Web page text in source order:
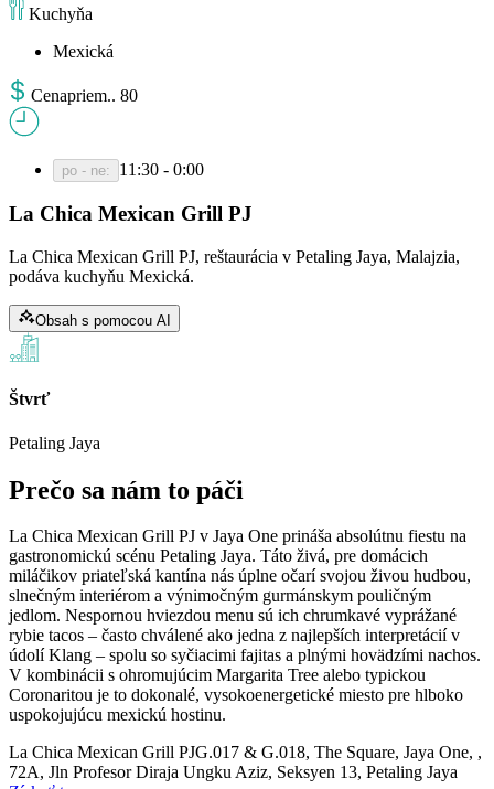
Kuchyňa
Mexická
Cenapriem.. 80
po - ne: 11:30 - 0:00
La Chica Mexican Grill PJ
La Chica Mexican Grill PJ, reštaurácia v Petaling Jaya, Malajzia,
podáva kuchyňu Mexická.
Obsah s pomocou AI
Štvrť
Petaling Jaya
Prečo sa nám to páči
La Chica Mexican Grill PJ v Jaya One prináša absolútnu fiestu na
gastronomickú scénu Petaling Jaya. Táto živá, pre domácich
miláčikov priateľská kantína nás úplne očarí svojou živou hudbou,
slnečným interiérom a výnimočným gurmánskym pouličným
jedlom. Nespornou hviezdou menu sú ich chrumkavé vyprážané
rybie tacos – často chválené ako jedna z najlepších interpretácií v
údolí Klang – spolu so syčiacimi fajitas a plnými hovädzími nachos.
V kombinácii s ohromujúcim Margarita Tree alebo typickou
Coronaritou je to dokonalé, vysokoenergetické miesto pre hlboko
uspokojujúcu mexickú hostinu.
La Chica Mexican Grill PJG.017 & G.018, The Square, Jaya One, ,
72A, Jln Profesor Diraja Ungku Aziz, Seksyen 13, Petaling Jaya